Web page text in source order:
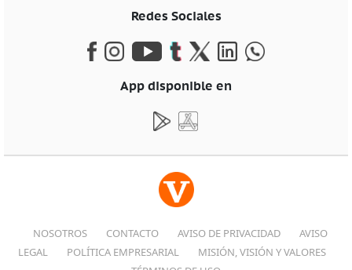
Redes Sociales
App disponible en
NOSOTROS CONTACTO AVISO DE PRIVACIDAD
AVISO
LEGAL
POLÍTICA EMPRESARIAL
MISIÓN, VISIÓN Y VALORES